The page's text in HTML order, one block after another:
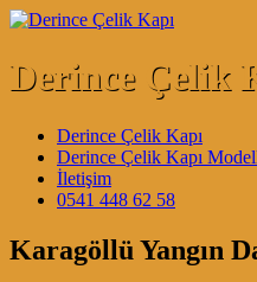
Skip to content
Derince Çelik
Main Navigation
Derince Çelik Kapı
Derince Çelik Kapı
İletişim
0541 448 62 58
Karagöllü Yangın